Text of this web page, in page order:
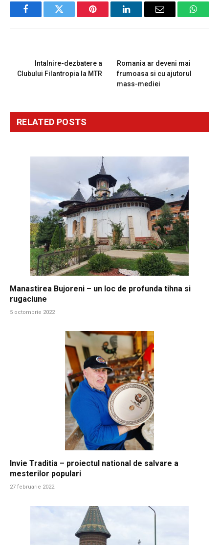
FacebookTwitter Pinterest LinkedInEmail
Intalnire-dezbatere a
Clubului Filantropia la MTR
Romania ar deveni mai
frumoasa si cu ajutorul
mass-mediei
RELATED POSTS
Manastirea Bujoreni – un loc de profunda tihna si
rugaciune
5 octombrie 2022
Invie Traditia – proiectul national de salvare a
mesterilor populari
27 februarie 2022